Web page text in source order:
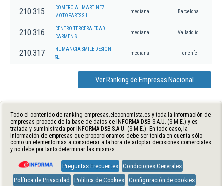
210.315
COMERCIAL MARTINEZ
MOTOPARTS S.L.
mediana Barcelona
210.316
CENTRO TERCERA EDAD
CARMEN S.L.
mediana Valladolid
210.317
NUMANCIA SMILE DESIGN
SL.
mediana Tenerife
Ver Ranking de Empresas Nacional
Todo el contenido de ranking-empresas.eleconomista.es y toda la información de
empresas procede de la base de datos de INFORMA D&B S.A.U. (S.M.E.) y es
tratada y suministrada por INFORMA D&B S.A.U. (S.M.E.). En todo caso, la
información de empresas que proporcionamos debe ser tenida en cuenta sólo
como un elemento más a considerar a la hora de adoptar decisiones comerciales
y no debe por tanto determinar las mismas.
Preguntas Frecuentes Condiciones Generales
Política de Privacidad
Política de Cookies Configuración de cookies